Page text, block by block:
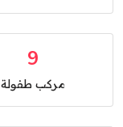
9
مركب طفولة